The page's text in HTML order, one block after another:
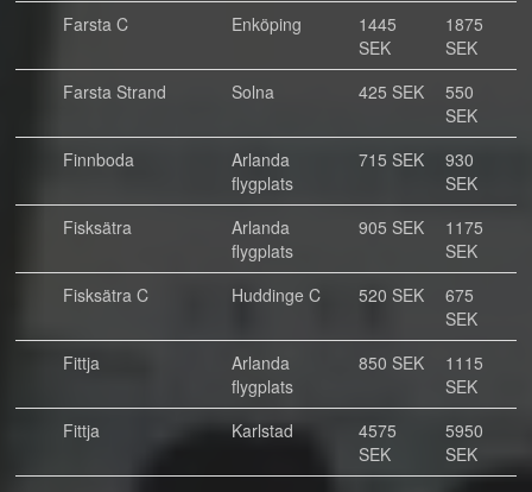
Farsta C
Enköping
1445
SEK
1875
SEK
Farsta Strand
Solna 425 SEK
550
SEK
Finnboda
Arlanda
flygplats
715 SEK
930
SEK
Fisksätra
Arlanda
flygplats
905 SEK
1175
SEK
Fisksätra C
Huddinge C 520 SEK
675
SEK
Fittja
Arlanda
flygplats
850 SEK
1115
SEK
Fittja
Karlstad
4575
SEK
5950
SEK